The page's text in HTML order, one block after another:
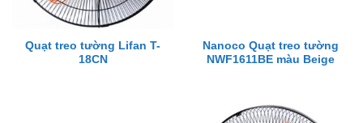
Quạt treo tường Lifan T-
18CN
Nanoco Quạt treo tường
NWF1611BE màu Beige